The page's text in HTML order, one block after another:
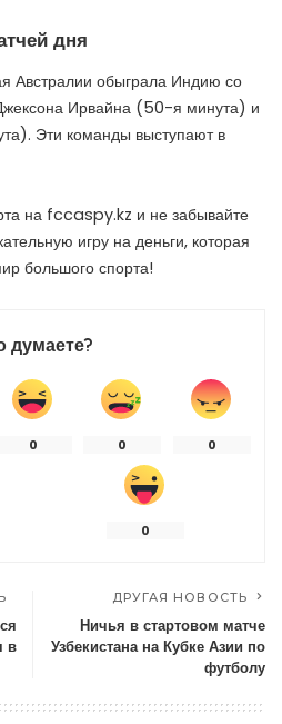
дня
Австралии обыграла Индию со
Ирвайна (50-я минута) и
Эти команды выступают в
на fccaspy.kz и не забывайте
игру на деньги, которая
большого спорта!
думаете?
0 0 0
0
в
ДРУГАЯ НОВОСТЬ
Ничья в стартовом матче
Узбекистана на Кубке Азии по
футболу